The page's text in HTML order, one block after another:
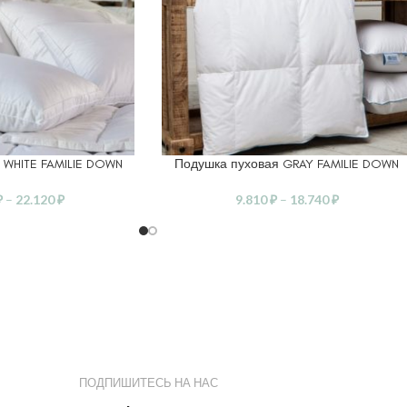
FAMILIE DOWN
– 22.120₽
ВЫБЕРИТЕ ПАРАМЕТРЫ
Подушка пуховая GRAY FAMILIE DOWN
9.810₽ – 18.740₽
ПОДПИШИТЕСЬ НА НАС